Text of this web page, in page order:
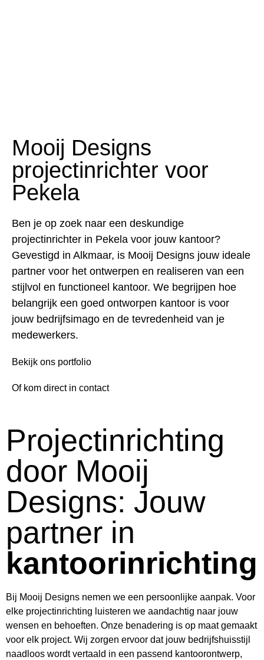
Mooij Designs
projectinrichter voor
Pekela
Ben je op zoek naar een deskundige
projectinrichter in Pekela voor jouw kantoor?
Gevestigd in Alkmaar, is Mooij Designs jouw ideale
partner voor het ontwerpen en realiseren van een
stijlvol en functioneel kantoor. We begrijpen hoe
belangrijk een goed ontworpen kantoor is voor
jouw bedrijfsimago en de tevredenheid van je
medewerkers.
Bekijk ons portfolio
Of kom direct in contact
Projectinrichting
door Mooij
Designs: Jouw
partner in
kantoorinrichting
Bij Mooij Designs nemen we een persoonlijke aanpak. Voor
elke projectinrichting luisteren we aandachtig naar jouw
wensen en behoeften. Onze benadering is op maat gemaakt
voor elk project. Wij zorgen ervoor dat jouw bedrijfshuisstijl
naadloos wordt vertaald in een passend kantoorontwerp,